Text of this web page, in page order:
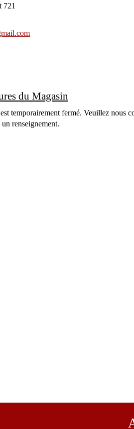
721
du Magasin
temporairement fermé. Veuillez nous
renseignement.